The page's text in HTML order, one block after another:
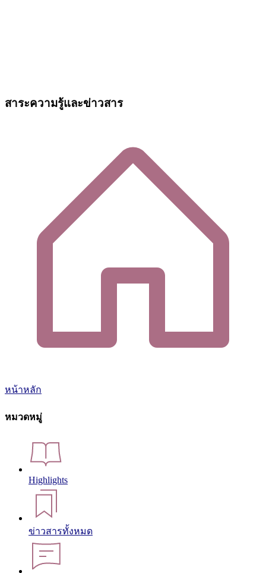
สาระความรู้และข่าวสาร
หน้าหลัก
หมวดหมู่
Highlights
ข่าวสารทั้งหมด